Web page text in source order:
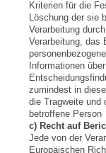
Kriterien für die
Löschung der sie
Verarbeitung
Verarbeitung, das
Informationen
zumindest in
die Tragweite und
betroffene Person
c) Recht auf
Jede von der
Europäischen